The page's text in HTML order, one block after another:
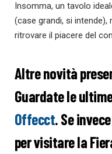
Insomma, un tavolo
(case grandi, si
ritrovare il piacere del
Altre novità
Guardate le
Offecct. Se
per visitare la